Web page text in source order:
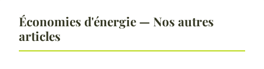
Économies d'énergie — Nos autres
articles